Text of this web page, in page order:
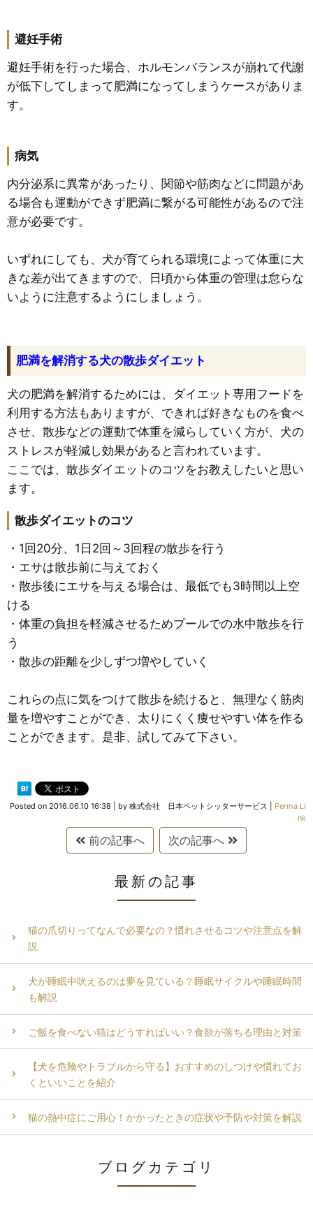
避妊手術
避妊手術を行った場合、ホルモンバランスが崩れて代謝
が低下してしまって肥満になってしまうケースがありま
す。
病気
内分泌系に異常があったり、関節や筋肉などに問題があ
る場合も運動ができず肥満に繋がる可能性があるので注
意が必要です。
いずれにしても、犬が育てられる環境によって体重に大
きな差が出てきますので、日頃から体重の管理は怠らな
いように注意するようにしましょう。
肥満を解消する犬の散歩ダイエット
犬の肥満を解消するためには、ダイエット専用フードを
利用する方法もありますが、できれば好きなものを食べ
させ、散歩などの運動で体重を減らしていく方が、犬の
ストレスが軽減し効果があると言われています。
ここでは、散歩ダイエットのコツをお教えしたいと思い
ます。
散歩ダイエットのコツ
・1回20分、1日2回～3回程の散歩を行う
・エサは散歩前に与えておく
・散歩後にエサを与える場合は、最低でも3時間以上空
ける
・体重の負担を軽減させるためプールでの水中散歩を行
う
・散歩の距離を少しずつ増やしていく
これらの点に気をつけて散歩を続けると、無理なく筋肉
量を増やすことができ、太りにくく痩せやすい体を作る
ことができます。是非、試してみて下さい。
Posted on 2016.06.10 16:38 by 株式会社 日本ペットシッターサービス
Perma Li
nk
前の記事へ 次の記事へ
最新の記事
猫の爪切りってなんで必要なの？慣れさせるコツや注意点を解
説
犬が睡眠中吠えるのは夢を見ている？睡眠サイクルや睡眠時間
も解説
ご飯を食べない猫はどうすればいい？食欲が落ちる理由と対策
【犬を危険やトラブルから守る】おすすめのしつけや慣れてお
くといいことを紹介
猫の熱中症にご用心！かかったときの症状や予防や対策を解説
ブログカテゴリ